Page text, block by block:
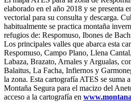
elaborado en el año 2018 y se presenta
vectorial para su consulta y descarga.
habitualmente se practica montaña
refugios de: Respomuso, Ibones de
Los principales valles que abarca esta
Respomuso, Campo Plano, Llena
Labaza, Brazato, Arnales y Argualas,
Balaitus, La Facha, Infiernos y
la zona. Esta cartografía ATES se suma
Montaña Segura para el macizo del
acceso a la cartografía en